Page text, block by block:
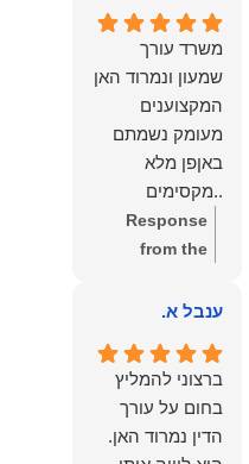
משרד עורך
שמעון ונמרוד האן
המקצוענים
מעומק נשמתם
באןפן מלא
..מקסימים
ונעימים אוזן
קשבת, ונונתנים
מלא ואמיתי..שפו
עליכם..אני
שמחה שאתם
איתי ותזכו לטוב
כפי
Response
from the
רבה על המילים
והמרגשות.
שמחנו מאוד
לקרוא את
דברייך. אנו
ענבל א.
ברצוני להמליץ
בחום על עורך
הדין נמרוד האן.